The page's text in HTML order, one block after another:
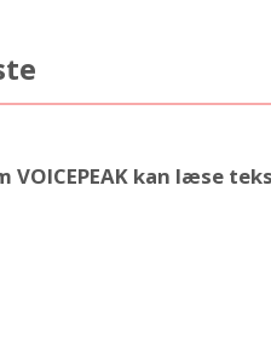
kan læse